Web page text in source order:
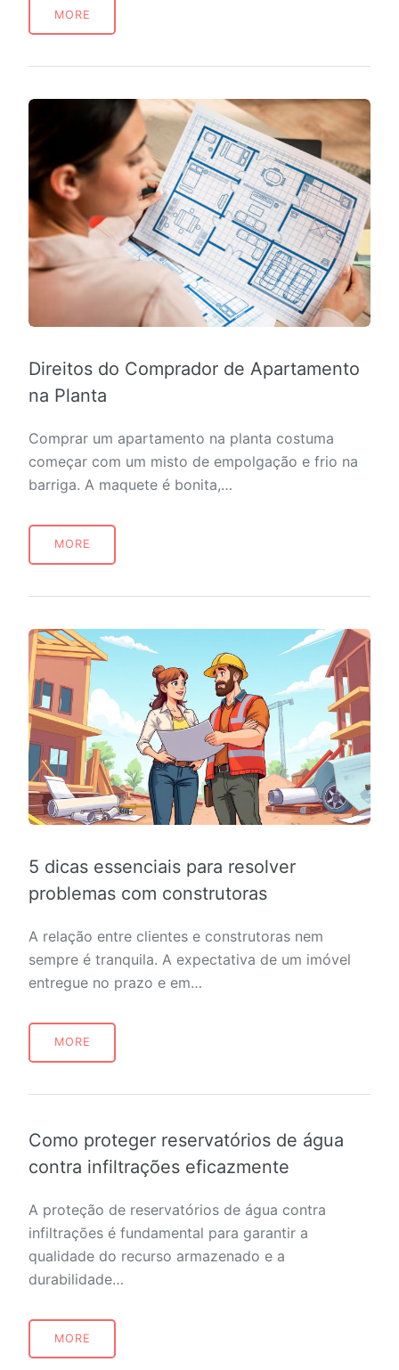
MORE
Direitos do Comprador de Apartamento
na Planta
Comprar um apartamento na planta costuma
começar com um misto de empolgação e frio na
barriga. A maquete é bonita,…
MORE
5 dicas essenciais para resolver
problemas com construtoras
A relação entre clientes e construtoras nem
sempre é tranquila. A expectativa de um imóvel
entregue no prazo e em…
MORE
Como proteger reservatórios de água
contra infiltrações eficazmente
A proteção de reservatórios de água contra
infiltrações é fundamental para garantir a
qualidade do recurso armazenado e a
durabilidade…
MORE